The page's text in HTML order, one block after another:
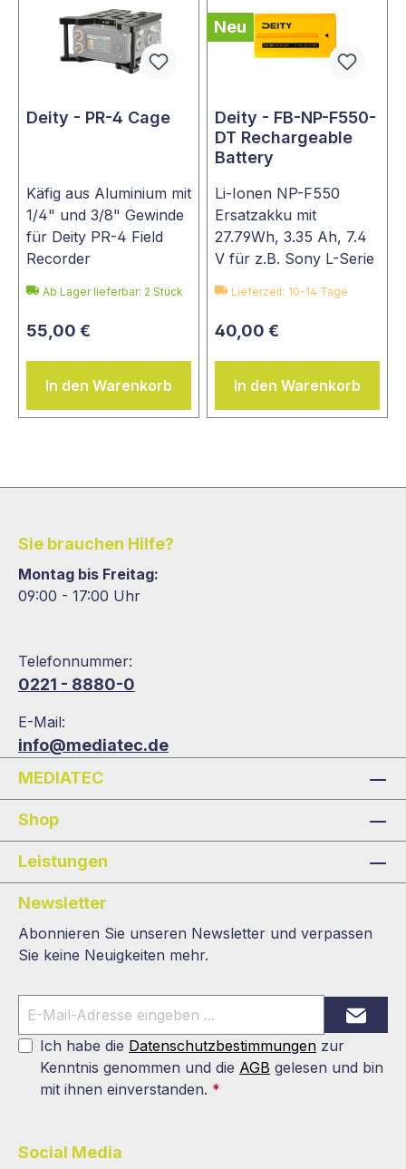
Deity - PR-4 Cage
Käfig aus Aluminium mit
1/4" und 3/8" Gewinde
für Deity PR-4 Field
Recorder
Ab Lager lieferbar: 2 Stück
55,00 €
In den Warenkorb
Neu
Deity - FB-NP-F550-
DT Rechargeable
Battery
Li-Ionen NP-F550
Ersatzakku mit
27.79Wh, 3.35 Ah, 7.4
V für z.B. Sony L-Serie
Lieferzeit: 10-14 Tage
40,00 €
In den Warenkorb
Sie brauchen Hilfe?
Montag bis Freitag:
09:00 - 17:00 Uhr
Telefonnummer:
0221 - 8880-0
E-Mail:
info@mediatec.de
MEDIATEC
Shop
Leistungen
Newsletter
Abonnieren Sie unseren Newsletter und verpassen
Sie keine Neuigkeiten mehr.
Ich habe die Datenschutzbestimmungen zur
Kenntnis genommen und die AGB gelesen und bin
mit ihnen einverstanden. *
Social Media